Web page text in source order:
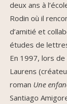
deux ans à
Rodin où il
d’amitié et
études de
En 1997, lors
Laurens
roman Une
Santiago